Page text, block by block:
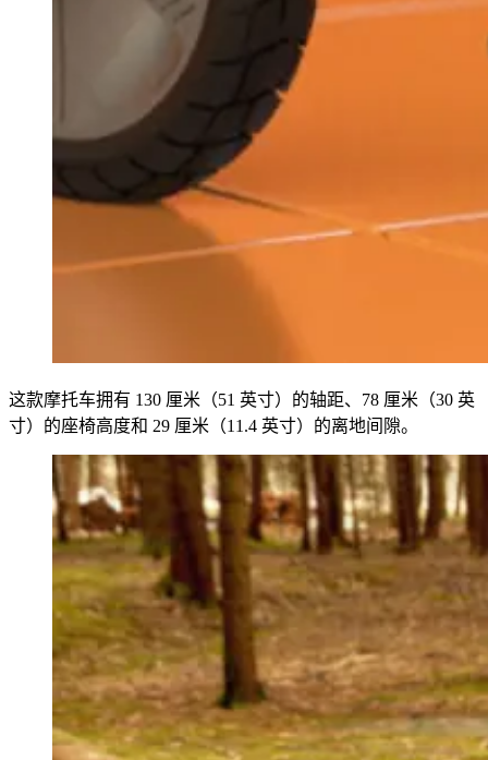
这款摩托车拥有 130 厘米（51 英寸）的轴距、78 厘米（30 英
寸）的座椅高度和 29 厘米（11.4 英寸）的离地间隙。